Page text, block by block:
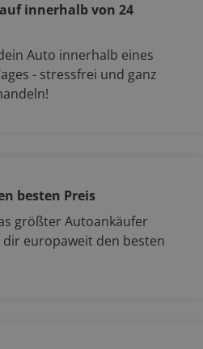
innerhalb von 24
Auto innerhalb eines
- stressfrei und ganz
besten Preis
größter Autoankäufer
europaweit den besten